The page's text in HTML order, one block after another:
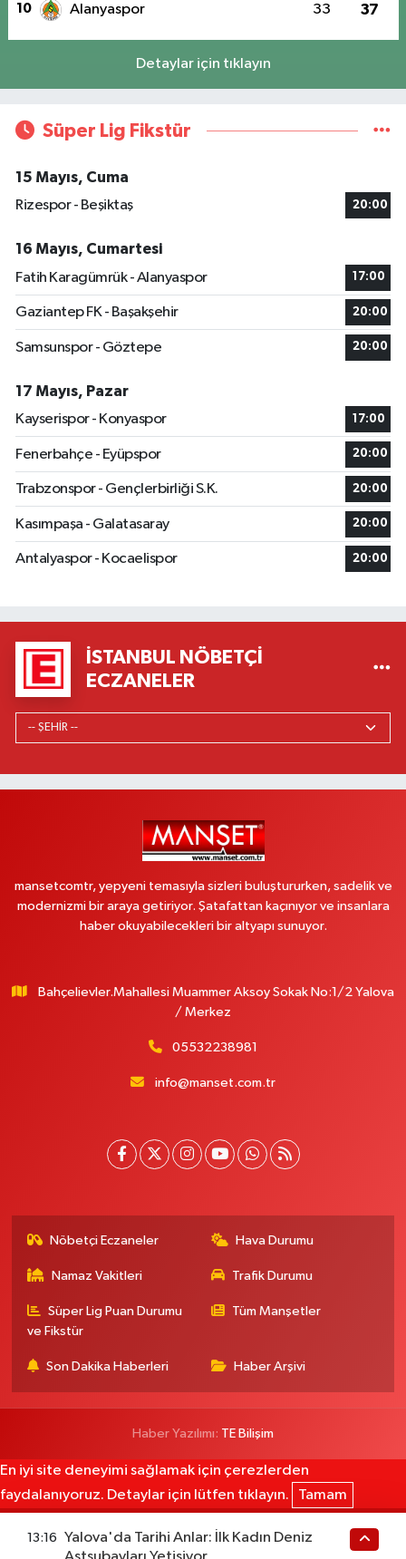
10 Alanyaspor 33 37
Detaylar için tıklayın
Süper Lig Fikstür
15 Mayıs, Cuma
Rizespor - Beşiktaş
20:00
16 Mayıs, Cumartesi
Fatih Karagümrük - Alanyaspor
17:00
Gaziantep FK - Başakşehir 20:00
Samsunspor - Göztepe 20:00
17 Mayıs, Pazar
Kayserispor - Konyaspor
17:00
Fenerbahçe - Eyüpspor 20:00
Trabzonspor - Gençlerbirliği S.K. 20:00
Kasımpaşa - Galatasaray 20:00
Antalyaspor - Kocaelispor 20:00
İSTANBUL NÖBETÇI
ECZANELER
mansetcomtr, yepyeni temasıyla sizleri buluştururken, sadelik ve
modernizmi bir araya getiriyor. Şatafattan kaçınıyor ve insanlara
haber okuyabilecekleri bir altyapı sunuyor.
Bahçelievler.Mahallesi Muammer Aksoy Sokak No:1/2 Yalova
/ Merkez
05532238981
info@manset.com.tr
Nöbetçi Eczaneler Hava Durumu
Namaz Vakitleri Trafik Durumu
Süper Lig Puan Durumu
ve Fikstür
Tüm Manşetler
Son Dakika Haberleri Haber Arşivi
Haber Yazılımı: TE Bilişim
En iyi site deneyimi sağlamak için çerezlerden
faydalanıyoruz. Detaylar için lütfen tıklayın.
Tamam
13:16
Yalova'da Tarihi Anlar: İlk Kadın Deniz